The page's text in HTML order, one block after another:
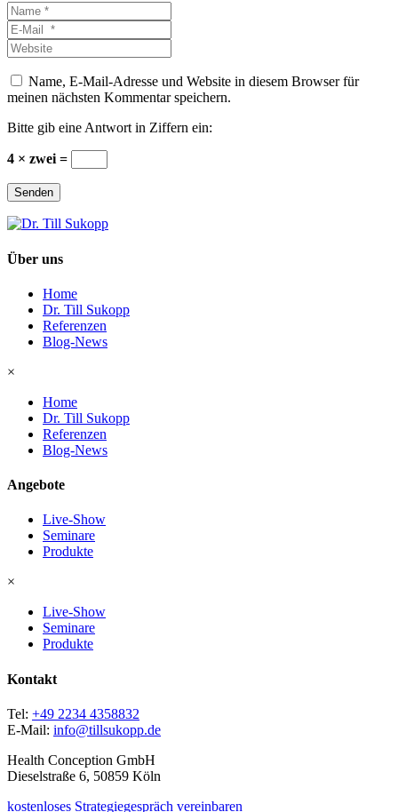
Name
*E-
Mail
*
Website
Name, E-Mail-Adresse und Website in diesem Browser für
meinen nächsten Kommentar speichern.
Bitte gib eine Antwort in Ziffern ein:
4 × zwei =
Senden
Über uns
Home
Dr. Till Sukopp
Referenzen
Blog-News
×
Home
Dr. Till Sukopp
Referenzen
Blog-News
Angebote
Live-Show
Seminare
Produkte
×
Live-Show
Seminare
Produkte
Kontakt
Tel: +49 2234 4358832
E-Mail: info@tillsukopp.de
Health Conception GmbH
Dieselstraße 6, 50859 Köln
kostenloses Strategiegespräch vereinbaren